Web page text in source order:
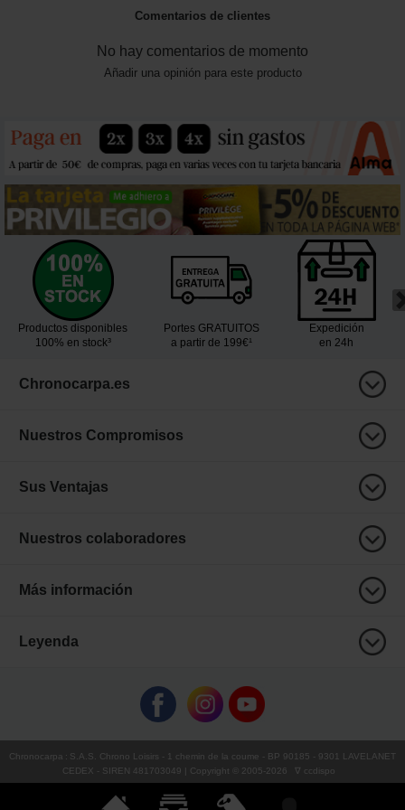
Comentarios de clientes
No hay comentarios de momento
Añadir una opinión para este producto
Productos disponibles
100% en stock³
Portes GRATUITOS
a partir de 199€¹
Expedición
en 24h
Chronocarpa.es
Nuestros Compromisos
Sus Ventajas
Nuestros colaboradores
Más información
Leyenda
Chronocarpa : S.A.S. Chrono Loisirs - 1 chemin de la coume - BP 90185 - 9301 LAVELANET
CEDEX - SIREN 481703049 | Copyright © 2005-2026 ∇ ccdispo